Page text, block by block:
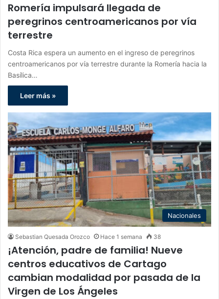
Romería impulsará llegada de
peregrinos centroamericanos por vía
terrestre
Costa Rica espera un aumento en el ingreso de peregrinos
centroamericanos por vía terrestre durante la Romería hacia la
Basílica…
Leer más »
Nacionales
Sebastian Quesada Orozco Hace 1 semana 38
¡Atención, padre de familia! Nueve
centros educativos de Cartago
cambian modalidad por pasada de la
Virgen de Los Ángeles